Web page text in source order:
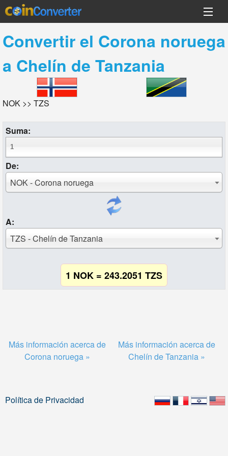
Convertir el Corona noruega
a Chelín de Tanzania
NOK >> TZS
Suma:
De:
NOK - Corona noruega
A:
TZS - Chelín de Tanzania
1 NOK = 243.2051 TZS
Más información acerca de
Corona noruega »
Más información acerca de
Chelín de Tanzania »
Política de Privacidad